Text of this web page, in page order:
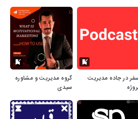
در جاده مدیریت
گروه مدیریت و مشاوره
سیدی